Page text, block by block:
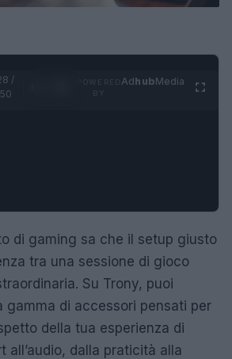
/
AdhubMedia
di gaming sa che il setup giusto
tra una sessione di gioco
Su Trony, puoi
gamma di accessori pensati per
della tua esperienza di
all’audio, dalla praticità alla